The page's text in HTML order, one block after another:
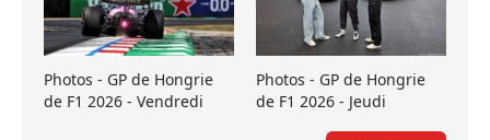
Photos - GP de Hongrie
de F1 2026 - Vendredi
Photos - GP de Hongrie
de F1 2026 - Jeudi